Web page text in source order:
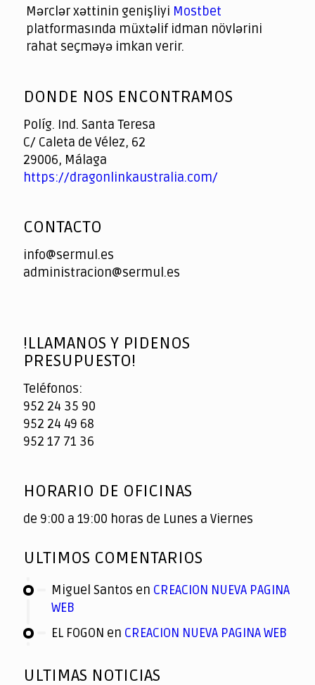
Mərclər xəttinin genişliyi Mostbet
platformasında müxtəlif idman növlərini
rahat seçməyə imkan verir.
of
DONDE NOS ENCONTRAMOS
Políg. Ind. Santa Teresa
C/ Caleta de Vélez, 62
29006, Málaga
https://dragonlinkaustralia.com/
CONTACTO
info@sermul.es
administracion@sermul.es
!LLAMANOS Y PIDENOS
PRESUPUESTO!
Teléfonos:
952 24 35 90
952 24 49 68
952 17 71 36
HORARIO DE OFICINAS
de 9:00 a 19:00 horas de Lunes a Viernes
ULTIMOS COMENTARIOS
Miguel Santos en CREACION NUEVA PAGINA
WEB
EL FOGON en CREACION NUEVA PAGINA WEB
ULTIMAS NOTICIAS